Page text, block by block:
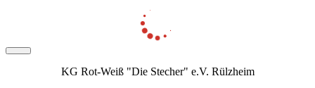
KG Rot-Weiß "Die Stecher" e.V. Rülzheim